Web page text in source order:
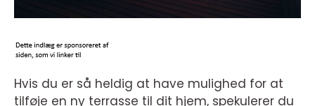
Hvis du er så heldig at have mulighed for at
tilføje en ny terrasse til dit hjem, spekulerer du